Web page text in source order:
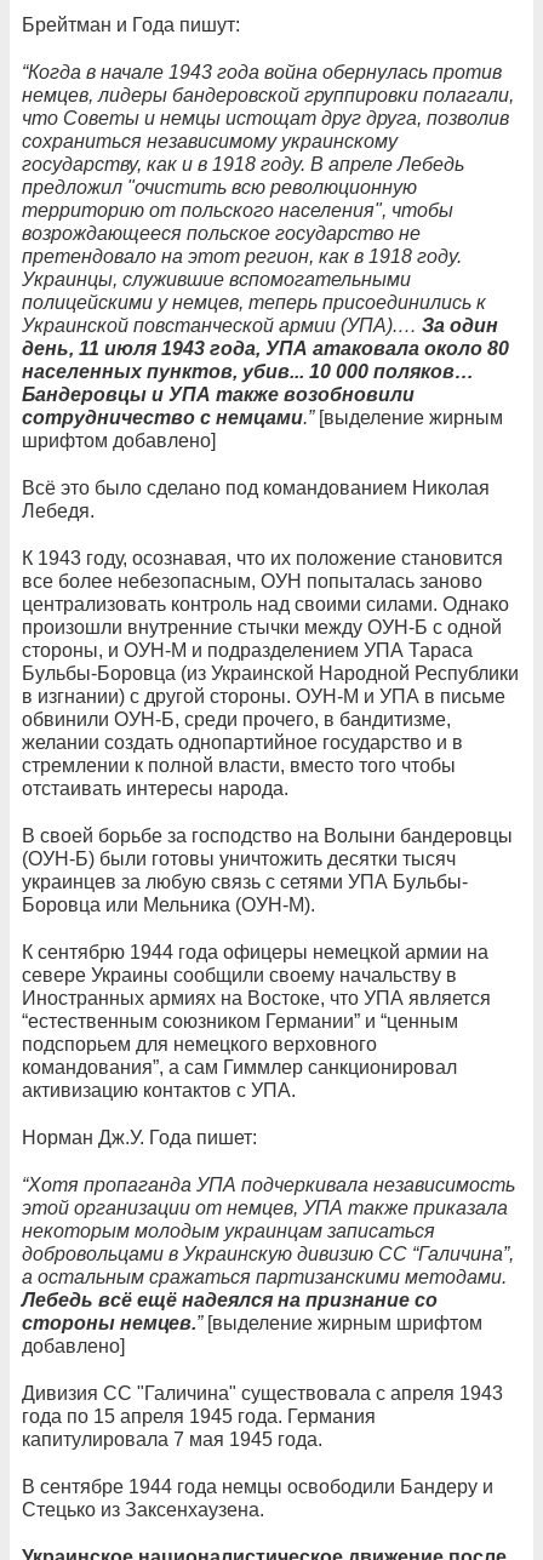
Брейтман и Года пишут:
“Когда в начале 1943 года война обернулась против
немцев, лидеры бандеровской группировки полагали,
что Советы и немцы истощат друг друга, позволив
сохраниться независимому украинскому
государству, как и в 1918 году. В апреле Лебедь
предложил "очистить всю революционную
территорию от польского населения", чтобы
возрождающееся польское государство не
претендовало на этот регион, как в 1918 году.
Украинцы, служившие вспомогательными
полицейскими у немцев, теперь присоединились к
Украинской повстанческой армии (УПА).… За один
день, 11 июля 1943 года, УПА атаковала около 80
населенных пунктов, убив... 10 000 поляков…
Бандеровцы и УПА также возобновили
сотрудничество с немцами.”[выделение жирным
шрифтом добавлено]
Всё это было сделано под командованием Николая
Лебедя.
К 1943 году, осознавая, что их положение становится
все более небезопасным, ОУН попыталась заново
централизовать контроль над своими силами. Однако
произошли внутренние стычки между ОУН-Б с одной
стороны, и ОУН-М и подразделением УПА Тараса
Бульбы-Боровца (из Украинской Народной Республики
в изгнании) с другой стороны. ОУН-М и УПА в письме
обвинили ОУН-Б, среди прочего, в бандитизме,
желании создать однопартийное государство и в
стремлении к полной власти, вместо того чтобы
отстаивать интересы народа.
В своей борьбе за господство на Волыни бандеровцы
(ОУН-Б) были готовы уничтожить десятки тысяч
украинцев за любую связь с сетями УПА Бульбы-
Боровца или Мельника (ОУН-М).
К сентябрю 1944 года офицеры немецкой армии на
севере Украины сообщили своему начальству в
Иностранных армиях на Востоке, что УПА является
“естественным союзником Германии” и “ценным
подспорьем для немецкого верховного
командования”, а сам Гиммлер санкционировал
активизацию контактов с УПА.
Норман Дж.У. Года пишет:
“Хотя пропаганда УПА подчеркивала независимость
этой организации от немцев, УПА также приказала
некоторым молодым украинцам записаться
добровольцами в Украинскую дивизию СС “Галичина”,
а остальным сражаться партизанскими методами.
Лебедь всё ещё надеялся на признание со
стороны немцев.”[выделение жирным шрифтом
добавлено]
Дивизия СС "Галичина" существовала с апреля 1943
года по 15 апреля 1945 года. Германия
капитулировала 7 мая 1945 года.
В сентябре 1944 года немцы освободили Бандеру и
Стецько из Заксенхаузена.